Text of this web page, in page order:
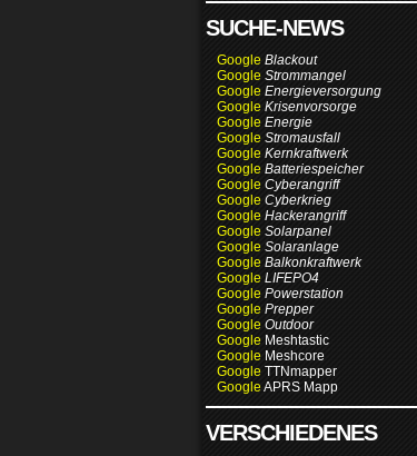
SUCHE-NEWS
Google Blackout
Google Strommangel
Google Energieversorgung
Google Krisenvorsorge
Google Energie
Google Stromausfall
Google Kernkraftwerk
Google Batteriespeicher
Google Cyberangriff
Google Cyberkrieg
Google Hackerangriff
Google Solarpanel
Google Solaranlage
Google Balkonkraftwerk
Google LIFEPO4
Google Powerstation
Google Prepper
Google Outdoor
Google Meshtastic
Google Meshcore
Google TTNmapper
Google APRS Mapp
VERSCHIEDENES